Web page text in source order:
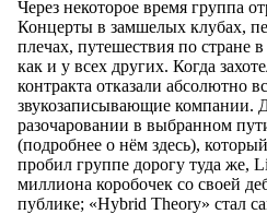
Через некоторое время группа
Концерты в замшелых клубах,
плечах, путешествия по стране
как и у всех других. Когда
контракта отказали абсолютно
звукозаписывающие компании.
разочаровании в выбранном
(подробнее о нём здесь),
пробил группе дорогу туда же,
миллиона коробочек со своей
публике; «Hybrid Theory» стал